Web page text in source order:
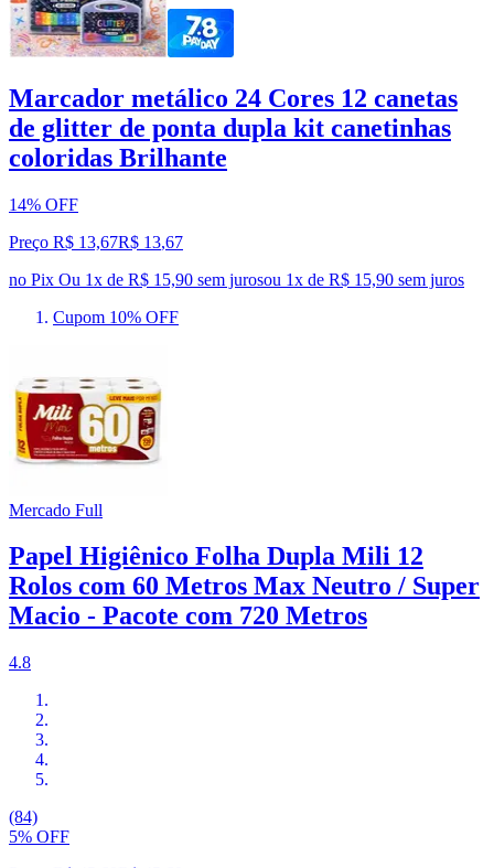
Marcador metálico 24 Cores 12 canetas
de glitter de ponta dupla kit canetinhas
coloridas Brilhante
14% OFF
Preço R$ 13,67R$ 13,67
no Pix Ou 1x de R$ 15,90 sem jurosou 1x de R$ 15,90 sem juros
Cupom 10% OFF
Mercado Full
Papel Higiênico Folha Dupla Mili 12
Rolos com 60 Metros Max Neutro / Super
Macio - Pacote com 720 Metros
4.8
(84)
5% OFF